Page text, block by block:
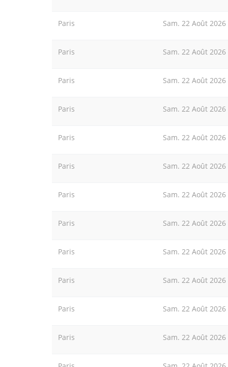
Paris Sam. 22 Août 2026
Paris Sam. 22 Août 2026
Paris Sam. 22 Août 2026
Paris Sam. 22 Août 2026
Paris Sam. 22 Août 2026
Paris Sam. 22 Août 2026
Paris Sam. 22 Août 2026
Paris Sam. 22 Août 2026
Paris Sam. 22 Août 2026
Paris Sam. 22 Août 2026
Paris Sam. 22 Août 2026
Paris Sam. 22 Août 2026